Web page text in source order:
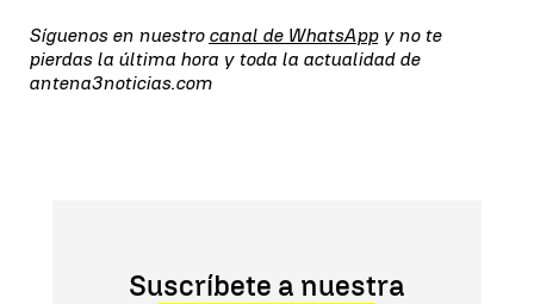
Síguenos en nuestro canal de WhatsAppy no te
pierdas la última hora y toda la actualidad de
antena3noticias.com
Suscríbete a nuestra